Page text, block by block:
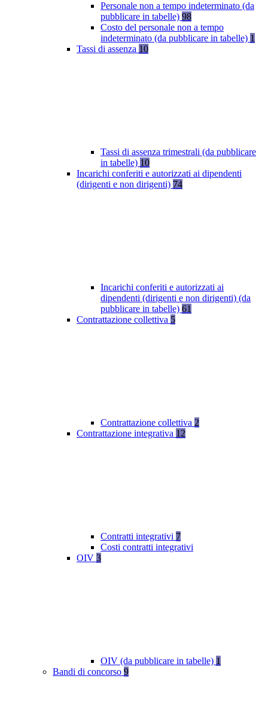
Personale non a tempo indeterminato (da
pubblicare in tabelle) 98
Costo del personale non a tempo
indeterminato (da pubblicare in tabelle) 1
Tassi di assenza 10
Tassi di assenza trimestrali (da pubblicare
in tabelle) 10
Incarichi conferiti e autorizzati ai dipendenti
(dirigenti e non dirigenti) 74
Incarichi conferiti e autorizzati ai
dipendenti (dirigenti e non dirigenti) (da
pubblicare in tabelle) 61
Contrattazione collettiva 5
Contrattazione collettiva 2
Contrattazione integrativa 12
Contratti integrativi 7
Costi contratti integrativi
OIV 3
OIV (da pubblicare in tabelle) 1
Bandi di concorso 9